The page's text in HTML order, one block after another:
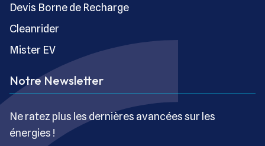
Devis Borne de Recharge
Cleanrider
Mister EV
Notre Newsletter
Ne ratez plus les dernières avancées sur les
énergies !